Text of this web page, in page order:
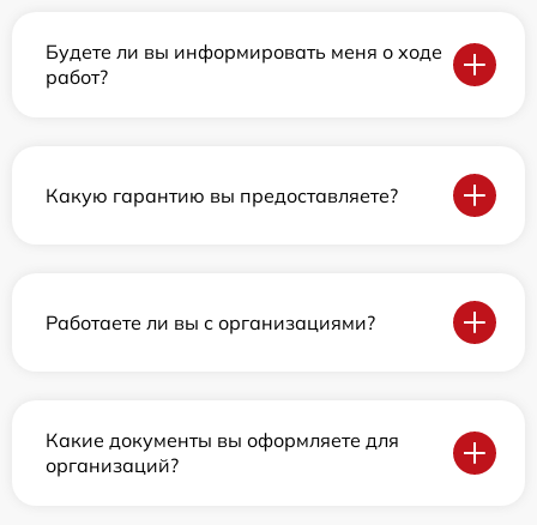
Будете ли вы информировать меня о ходе
работ?
Какую гарантию вы предоставляете?
Работаете ли вы с организациями?
Какие документы вы оформляете для
организаций?